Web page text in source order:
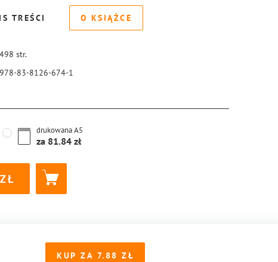
TREŚCI O KSIĄŻCE
498 str.
978-83-8126-674-1
drukowanaA5
za 81.84
KUP ZA 7.88